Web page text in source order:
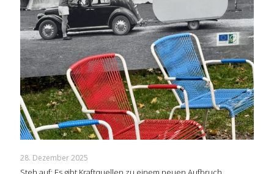
28. Dezember 2025